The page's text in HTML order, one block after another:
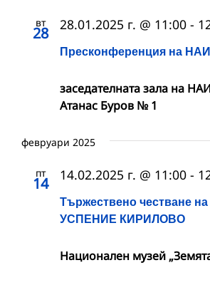
вт
28
Пресконференция на
28.01.2025 г. @ 11:00 -
заседателната зала на
Атанас Буров № 1
февруари 2025
пт
14
Тържествено честване
УСПЕНИЕ КИРИЛОВО
14.02.2025 г. @ 11:00 -
Национален музей